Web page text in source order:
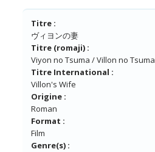
Titre :
ヴィヨンの妻
Titre (romaji) :
Viyon no Tsuma / Villon no Tsuma
Titre International :
Villon's Wife
Origine :
Roman
Format :
Film
Genre(s) :